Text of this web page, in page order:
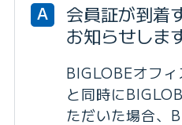
A
会員証が到着
お知らせしま
BIGLOBEオフ
と同時に
ただいた場合、